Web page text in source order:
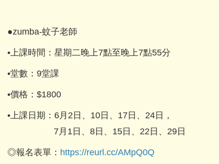
●zumba-蚊子老師
•上課時間：星期二晚上7點至晚上7點55分
•堂數：9堂課
•價格：$1800
•上課日期：6月2日、10日、17日、24日，
7月1日、8日、15日、22日、29日
◎報名表單： https://reurl.cc/AMpQ0Q